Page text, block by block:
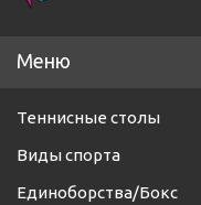
Теннисные столы
Виды спорта
Единоборства/Бокс